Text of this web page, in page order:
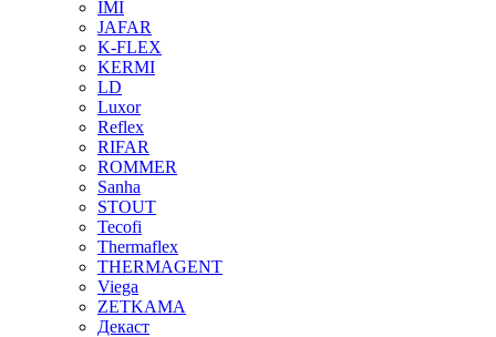
IMI
JAFAR
K-FLEX
KERMI
LD
Luxor
Reflex
RIFAR
ROMMER
Sanha
STOUT
Tecofi
Thermaflex
THERMAGENT
Viega
ZETKAMA
Декаст